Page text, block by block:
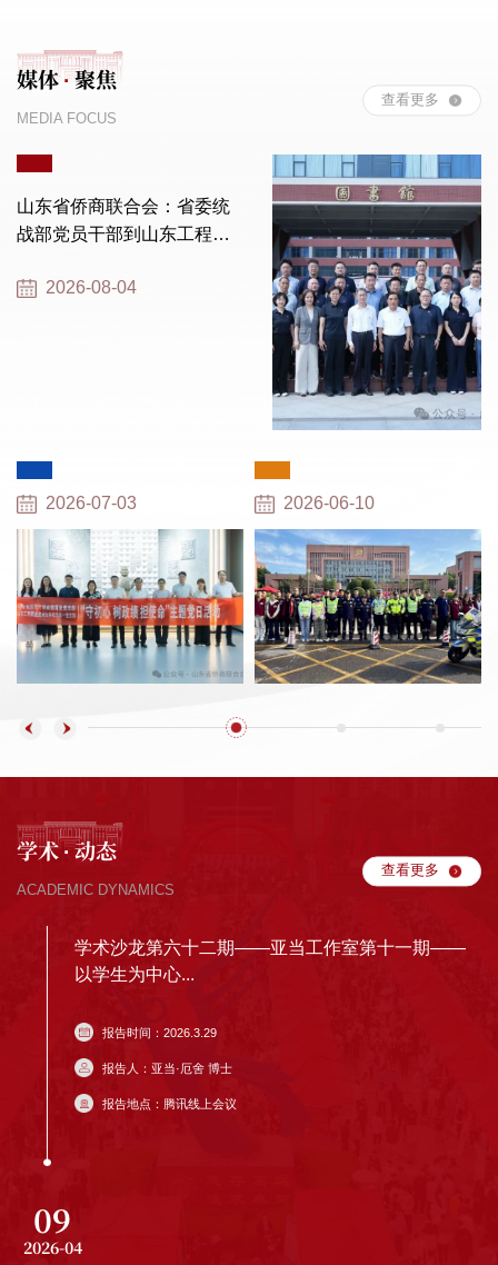
媒体 ·聚焦
MEDIA FOCUS
查看更多
山东省侨商联合会：省委统
战部党员干部到山东工程职
教育...2026-08-04
2026-07-03 2026-06-10
学术 ·动态
ACADEMIC DYNAMICS
查看更多
学术沙龙第六十二期——亚当工作室第十一期——
以学生为中心...
报告时间：2026.3.29
报告人：亚当·厄舍 博士
报告地点：腾讯线上会议
09
2026-04